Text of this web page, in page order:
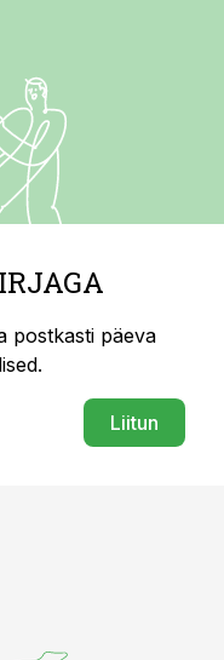
postkasti päeva
Liitun